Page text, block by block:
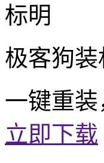
标明
极客狗
一键重
立即下载